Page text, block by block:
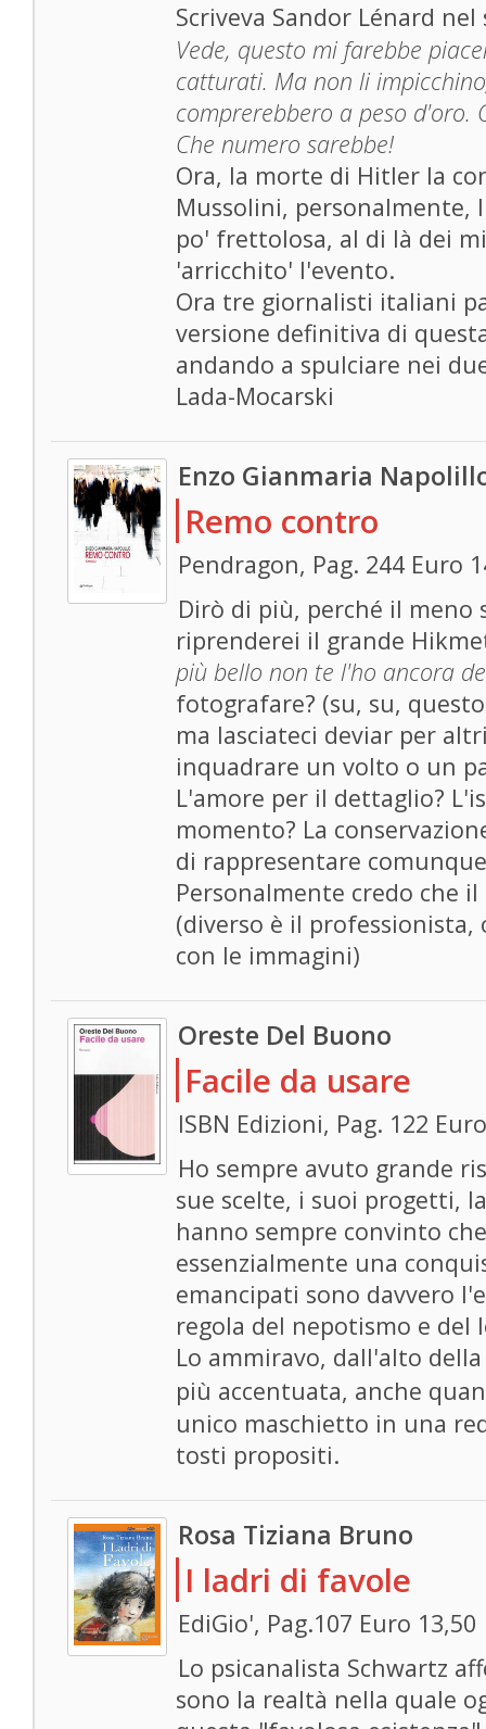
Scriveva Sandor Lénard
Vede, questo mi farebbe
catturati. Ma non li
comprerebbero a peso d'oro.
Che numero sarebbe!
Ora, la morte di Hitler la
Mussolini,
po' frettolosa, al di là dei
'arricchito' l'evento.
Ora tre giornalisti italiani
versione definitiva di
andando a spulciare nei
Lada-Mocarski
Enzo Gianmaria
Remo contro
Pendragon, Pag. 244 Euro
Dirò di più, perché il meno
riprenderei il grande
più bello non te l'ho ancora
fotografare? (su, su,
ma lasciateci deviar per
inquadrare un volto o un
L'amore per il dettaglio?
momento? La
di rappresentare
Personalmente credo che
(diverso è il
con le immagini)
Oreste Del Buono
Facile da usare
ISBN Edizioni, Pag. 122
Ho sempre avuto grande
sue scelte, i suoi progetti,
hanno sempre convinto
essenzialmente una
emancipati sono davvero
regola del nepotismo e del
Lo ammiravo, dall'alto
più accentuata, anche
unico maschietto in una
tosti propositi.
Rosa Tiziana Bruno
I ladri di favole
EdiGio', Pag.107 Euro 13,50
Lo psicanalista Schwartz
sono la realtà nella quale